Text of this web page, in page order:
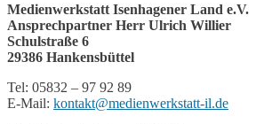
Medienwerkstatt Isenhagener Land e.V.
Ansprechpartner Herr Ulrich Willier
Schulstraße 6
29386 Hankensbüttel
Tel: 05832 – 97 92 89
E-Mail: kontakt@medienwerkstatt-il.de